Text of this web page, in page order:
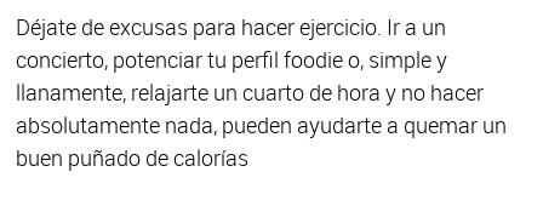
Déjate de excusas para hacer ejercicio. Ir a un
concierto, potenciar tu perfil foodie o, simple y
llanamente, relajarte un cuarto de hora y no hacer
absolutamente nada, pueden ayudarte a quemar un
buen puñado de calorías